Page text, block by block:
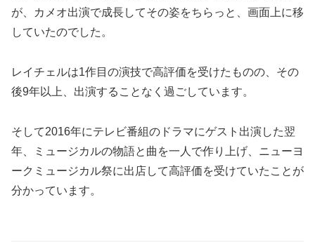
が、カメオ出演で成長してその姿をちらっと、画面上に移
していたのでした。
レイチェルは1作目の演技で高評価を受けたものの、その
後9年以上、出演することなく過ごしています。
そして2016年にテレビ番組のドラマにゲスト出演した翌
年、ミュージカルの物語と曲を一人で作り上げ、ニューヨ
ークミュージカル祭に出店して高評価を受けていたことが
分かっています。